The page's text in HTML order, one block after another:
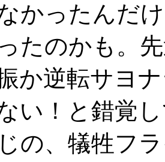
かったんだ
たのかも。
か逆転サヨ
い！と錯覚
の、犠牲フ